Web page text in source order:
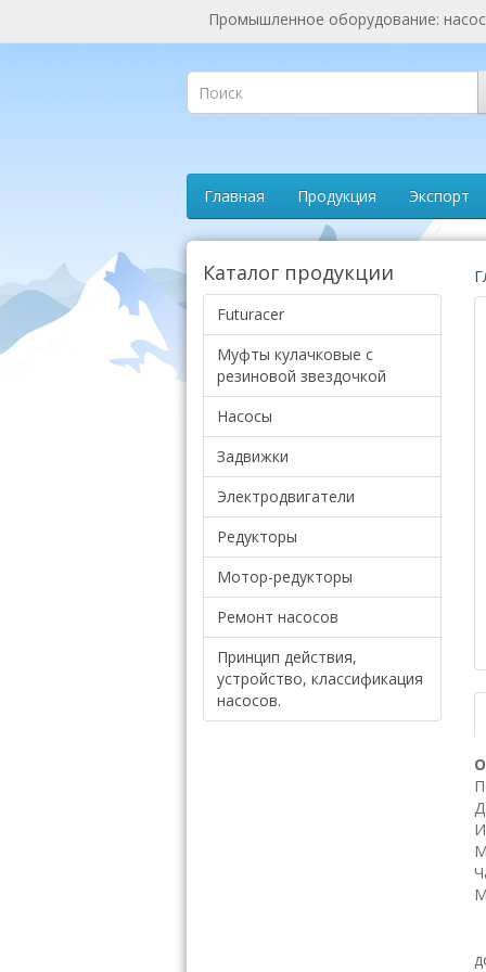
Промышленное оборудование:
Главная Продукция Экспорт
Каталог продукции
Futuracer
Муфты кулачковые с
резиновой звездочкой
Насосы
Задвижки
Электродвигатели
Редукторы
Мотор-редукторы
Ремонт насосов
Принцип действия,
устройство, классификация
насосов.